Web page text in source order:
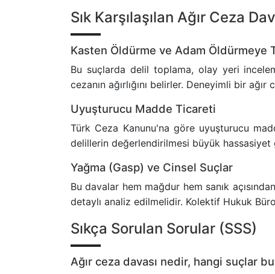
Sık Karşılaşılan Ağır Ceza
Kasten Öldürme ve Adam Öldürmeye
Bu suçlarda delil toplama, olay yeri
cezanın ağırlığını belirler. Deneyimli bir
Uyuşturucu Madde Ticareti
Türk Ceza Kanunu'na göre uyuşturucu
delillerin değerlendirilmesi büyük hassasiyet
Yağma (Gasp) ve Cinsel Suçlar
Bu davalar hem mağdur hem sanık
detaylı analiz edilmelidir. Kolektif Hukuk
Sıkça Sorulan Sorular (SSS)
Ağır ceza davası nedir, hangi suçlar